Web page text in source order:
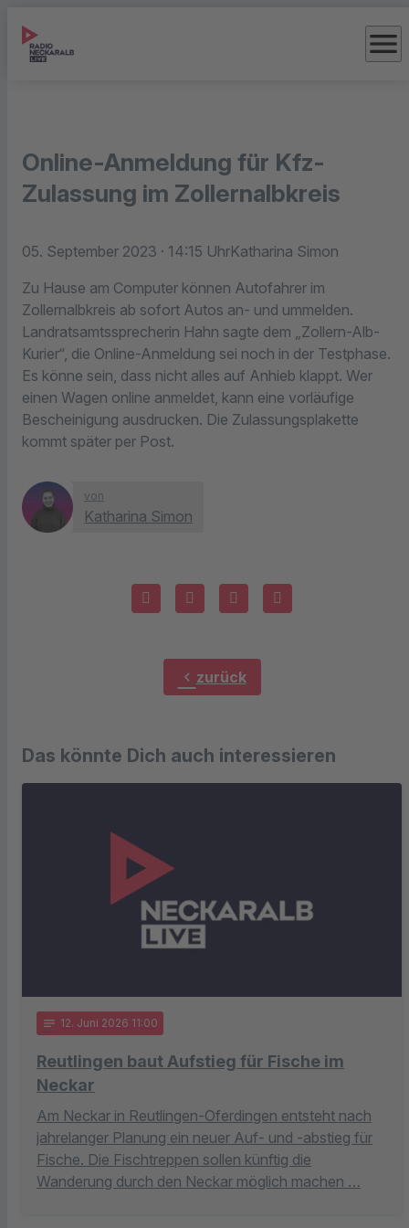
menu
Online-Anmeldung für Kfz-
Zulassung im Zollernalbkreis
05. September 2023 · 14:15 UhrKatharina Simon
Zu Hause am Computer können Autofahrer im
Zollernalbkreis ab sofort Autos an- und ummelden.
Landratsamtssprecherin Hahn sagte dem „Zollern-Alb-
Kurier“, die Online-Anmeldung sei noch in der Testphase.
Es könne sein, dass nicht alles auf Anhieb klappt. Wer
einen Wagen online anmeldet, kann eine vorläufige
Bescheinigung ausdrucken. Die Zulassungsplakette
kommt später per Post.
von
Katharina Simon
chevron_left zurück
Das könnte Dich auch interessieren
notes 12. Juni 2026 11:00
Reutlingen baut Aufstieg für Fische im
Neckar
Am Neckar in Reutlingen-Oferdingen entsteht nach
jahrelanger Planung ein neuer Auf- und -abstieg für
Fische. Die Fischtreppen sollen künftig die
Wanderung durch den Neckar möglich machen …